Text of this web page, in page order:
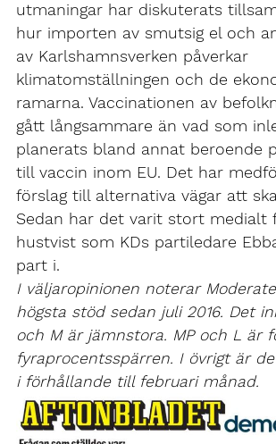
utmaningar har diskuterats
hur importen av smutsig el och
av Karlshamnsverken påverkar
klimatomställningen och de
ramarna. Vaccinationen av
gått långsammare än vad som
planerats bland annat beroende
till vaccin inom EU. Det har
förslag till alternativa vägar att
Sedan har det varit stort medialt
hustvist som KDs partiledare
part i.
I väljaropinionen noterar
högsta stöd sedan juli 2016. Det
och M är jämnstora. MP och L är
fyraprocentsspärren. I övrigt är
i förhållande till februari månad.